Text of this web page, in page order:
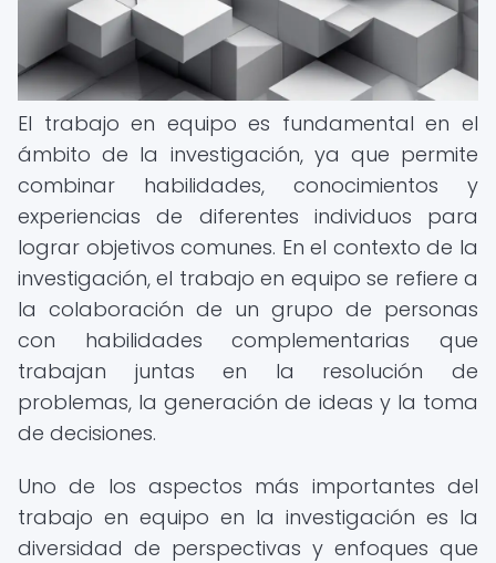
El trabajo en equipo es fundamental en el
ámbito de la investigación, ya que permite
combinar habilidades, conocimientos y
experiencias de diferentes individuos para
lograr objetivos comunes. En el contexto de la
investigación, el trabajo en equipo se refiere a
la colaboración de un grupo de personas
con habilidades complementarias que
trabajan juntas en la resolución de
problemas, la generación de ideas y la toma
de decisiones.
Uno de los aspectos más importantes del
trabajo en equipo en la investigación es la
diversidad de perspectivas y enfoques que